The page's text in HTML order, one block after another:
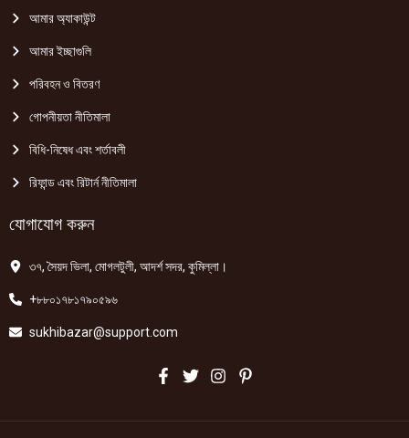
আমার অ্যাকাউন্ট
আমার ইচ্ছাগুলি
পরিবহন ও বিতরণ
গোপনীয়তা নীতিমালা
বিধি-নিষেধ এবং শর্তাবলী
রিফান্ড এবং রিটার্ন নীতিমালা
যোগাযোগ করুন
৩৭, সৈয়দ ভিলা, মোগলটুলী, আদর্শ সদর, কুমিল্লা।
+৮৮০১৭৮১৭৯০৫৯৬
sukhibazar@support.com